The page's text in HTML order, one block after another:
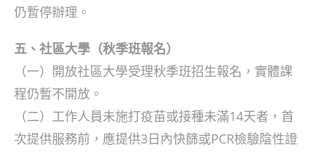
仍暫停辦理。
五、社區大學（秋季班報名）
（一）開放社區大學受理秋季班招生報名，實體課
程仍暫不開放。
（二）工作人員未施打疫苗或接種未滿14天者，首
次提供服務前，應提供3日內快篩或PCR檢驗陰性證